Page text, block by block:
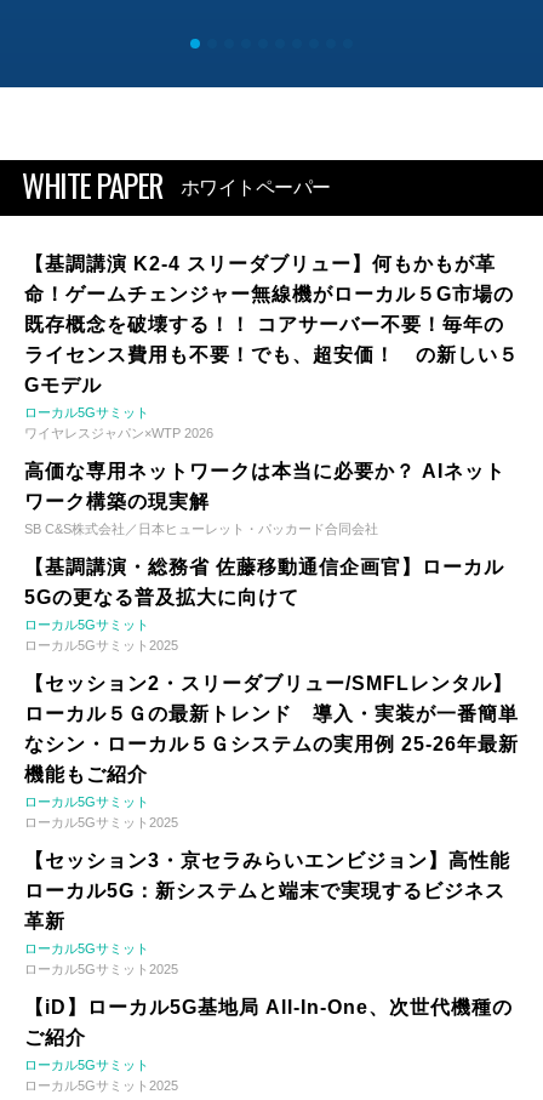
WHITE PAPER ホワイトペーパー
【基調講演 K2-4 スリーダブリュー】何もかもが革
命！ゲームチェンジャー無線機がローカル５G市場の
既存概念を破壊する！！ コアサーバー不要！毎年の
ライセンス費用も不要！でも、超安価！ の新しい５
Gモデル
ローカル5Gサミット
ワイヤレスジャパン×WTP 2026
高価な専用ネットワークは本当に必要か？ AIネット
ワーク構築の現実解
SB C&S株式会社／日本ヒューレット・パッカード合同会社
【基調講演・総務省 佐藤移動通信企画官】ローカル
5Gの更なる普及拡大に向けて
ローカル5Gサミット
ローカル5Gサミット2025
【セッション2・スリーダブリュー/SMFLレンタル】
ローカル５Ｇの最新トレンド 導入・実装が一番簡単
なシン・ローカル５Ｇシステムの実用例 25-26年最新
機能もご紹介
ローカル5Gサミット
ローカル5Gサミット2025
【セッション3・京セラみらいエンビジョン】高性能
ローカル5G：新システムと端末で実現するビジネス
革新
ローカル5Gサミット
ローカル5Gサミット2025
【iD】ローカル5G基地局 All-In-One、次世代機種の
ご紹介
ローカル5Gサミット
ローカル5Gサミット2025